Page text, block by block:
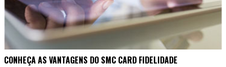
CONHEÇA AS VANTAGENS DO SMC CARD FIDELIDADE